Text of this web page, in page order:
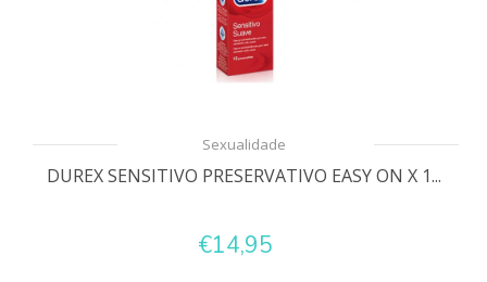
Sexualidade
DUREX SENSITIVO PRESERVATIVO EASY ON X 1...
€14,95